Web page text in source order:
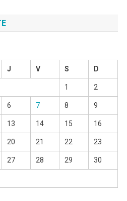
J V S D
1 2
6 7 8 9
13 14 15 16
20 21 22 23
27 28 29 30